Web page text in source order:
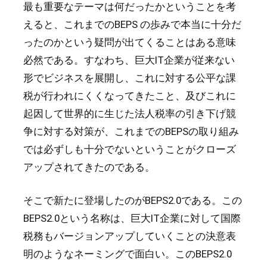
最も重要なテーマは何だったかということを考
えると、これまでのBEPS の歩みで本当に十分だ
ったのかという疑問が出てくることはある意味
必然である。すなわち、巨大IT企業が従来ない
形でビジネスを展開し、これに対する公平な課
税が行われにくくなってきたこと、及びこれに
起因して世界的に生じた法人税率の引き下げ競
争に対する対策が、これまでのBEPSの取り組み
では必ずしも十分でないということがクローズ
アップされてきたのである。
そこで新たに登場したのがBEPS2.0である。この
BEPS2.0という名称は、巨大IT企業に対して国際
税務もバージョンアップしていくことの決意表
明のようなネーミングで面白い。このBEPS2.0